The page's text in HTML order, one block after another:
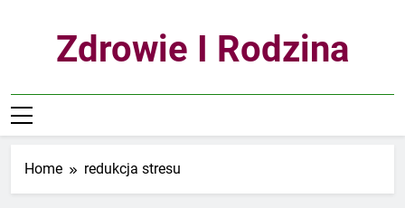
Zdrowie I Rodzina
Home redukcja stresu